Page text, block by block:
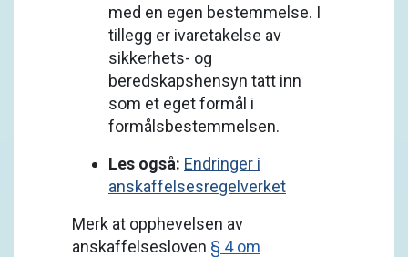
med en egen bestemmelse. I
tillegg er ivaretakelse av
sikkerhets- og
beredskapshensyn tatt inn
som et eget formål i
formålsbestemmelsen.
Les også: Endringer i
anskaffelses­regelverket
Merk at opphevelsen av
anskaffelsesloven § 4 om